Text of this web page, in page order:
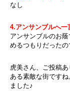
なし
4.アンサンブルへ一
アンサンブルのお
めるつもりだったの
虎美さん、ご投稿
ある素敵な街です
ました♪